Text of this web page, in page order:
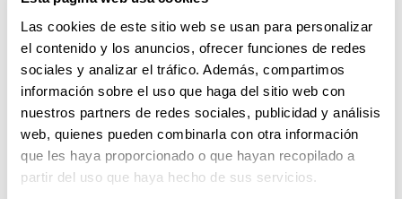
Las cookies de este sitio web se usan para personalizar
el contenido y los anuncios, ofrecer funciones de redes
sociales y analizar el tráfico. Además, compartimos
información sobre el uso que haga del sitio web con
nuestros partners de redes sociales, publicidad y análisis
web, quienes pueden combinarla con otra información
que les haya proporcionado o que hayan recopilado a
partir del uso que haya hecho de sus servicios.